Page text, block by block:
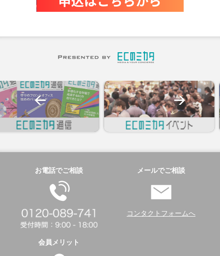
お電話でご相談 メールでご相談
コンタクトフォームへ
会員メリット